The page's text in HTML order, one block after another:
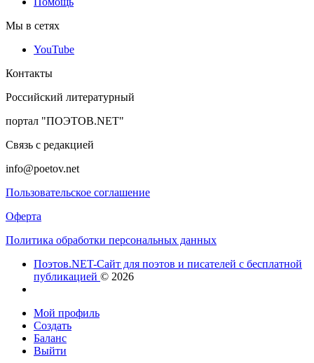
Мы в сетях
YouTube
Контакты
Российский литературный
портал "ПОЭТОВ.NET"
Связь с редакцией
info@poetov.net
Пользовательское соглашение
Оферта
Политика обработки персональных данных
Поэтов.NET-Сайт для поэтов и писателей с бесплатной
публикацией © 2026
Мой профиль
Создать
Баланс
Выйти